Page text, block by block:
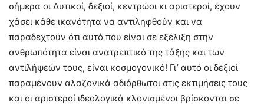
σήμερα οι Δυτικοί, δεξιοί, κεντρώοι κι αριστεροί, έχουν
χάσει κάθε ικανότητα να αντιληφθούν και να
παραδεχτούν ότι αυτό που είναι σε εξέλιξη στην
ανθρωπότητα είναι ανατρεπτικό της τάξης και των
αντιλήψεών τους, είναι κοσμογονικό! Γι’ αυτό οι δεξιοί
παραμένουν αλαζονικά αδιόρθωτοι στις εκτιμήσεις τους
και οι αριστεροί ιδεολογικά κλονισμένοι βρίσκονται σε